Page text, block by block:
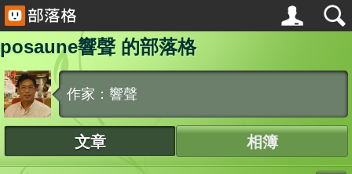
posaune響聲 的部落格
作家：響聲
文章 相簿